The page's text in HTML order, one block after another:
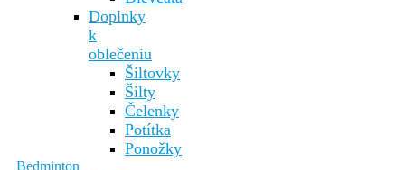
Doplnky
k
oblečeniu
Šiltovky
Šilty
Čelenky
Potítka
Ponožky
Bedminton